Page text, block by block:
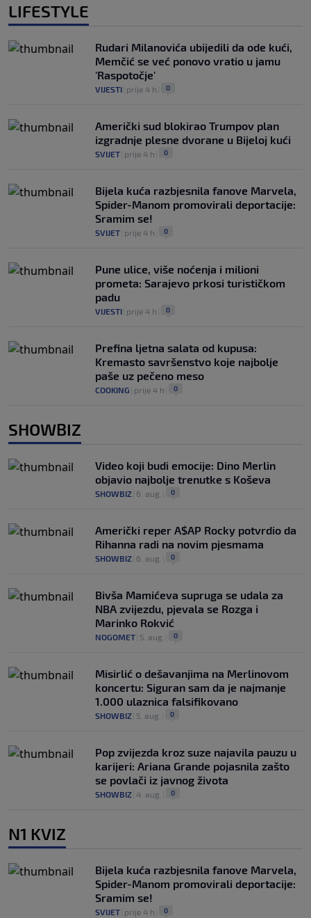
LIFESTYLE
Rudari Milanovića ubijedili da ode kući,
Memčić se već ponovo vratio u jamu
'Raspotočje'
VIJESTI prije 4 h 0
Američki sud blokirao Trumpov plan
izgradnje plesne dvorane u Bijeloj kući
SVIJET prije 4 h 0
Bijela kuća razbjesnila fanove Marvela,
Spider-Manom promovirali deportacije:
Sramim se!
SVIJET prije 4 h 0
Pune ulice, više noćenja i milioni
prometa: Sarajevo prkosi turističkom
padu
VIJESTI prije 4 h 0
Prefina ljetna salata od kupusa:
Kremasto savršenstvo koje najbolje
paše uz pečeno meso
COOKING prije 4 h 0
SHOWBIZ
Video koji budi emocije: Dino Merlin
objavio najbolje trenutke s Koševa
SHOWBIZ 6. aug. 0
Američki reper A$AP Rocky potvrdio da
Rihanna radi na novim pjesmama
SHOWBIZ 6. aug. 0
Bivša Mamićeva supruga se udala za
NBA zvijezdu, pjevala se Rozga i
Marinko Rokvić
NOGOMET 5. aug. 0
Misirlić o dešavanjima na Merlinovom
koncertu: Siguran sam da je najmanje
1.000 ulaznica falsifikovano
SHOWBIZ 5. aug. 0
Pop zvijezda kroz suze najavila pauzu u
karijeri: Ariana Grande pojasnila zašto
se povlači iz javnog života
SHOWBIZ 4. aug. 0
N1 KVIZ
Bijela kuća razbjesnila fanove Marvela,
Spider-Manom promovirali deportacije:
Sramim se!
SVIJET prije 4 h 0